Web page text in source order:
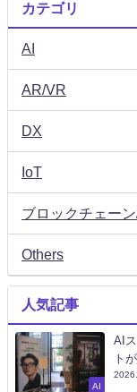
カテゴリ
AI
AR/VR
DX
IoT
Others
ブロックチェー
人気記事
AI
AI
ト